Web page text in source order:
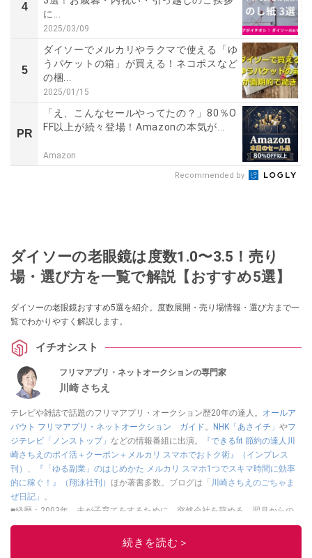
4
に...
2025/03/09
5
ダイソーでメルカリやラクマで使える「ゆ
うパケットの箱」が買える！ネコポスなど
の梱...
2025/01/15
PR
「え、こんなセールやってたの？」80％O
FF以上が続々登場！Amazonの本気が...
Amazon
Recommended by
ダイソーの老眼鏡は度数1.0〜3.5！売り
場・選び方を一覧で解説【おすすめ5選】
ダイソーの老眼鏡おすすめ5選を紹介。度数展開・売り場情報・選び方まで一
覧でわかりやすく解説します。
イチオシスト
フリマアプリ・ネットオークションの専門家
川崎 さちえ
テレビや雑誌で話題のフリマアプリ・オークション歴20年の達人。 オールア
バウト フリマアプリ・ネットオークション ガイド 。 NHK「あさイチ」 やフ
ジテレビ「ノンストップ」 などの情報番組に出演。
『できるfit 節約の達人川
崎さちえのポイ活＋クーポン＋メルカリ スマホでおトク術』（インプレス
刊）
『「ゆる副業」のはじめかた メルカリ スマホ1つでスキマ時間に効率
的に稼ぐ！』（翔泳社刊） ほか著書多数。ブログは 「川崎さちえのごちゃま
ぜ日記」
。
■経歴：2003年、夫が子育てをするために、突然会社を辞める。翌月からの
給料が０円になり、家にいながら、しかも空いた時間でできるオークション
に目をつける。しかし、取引の仕方がわからずに、まずは落札者として参
続きを読む＞